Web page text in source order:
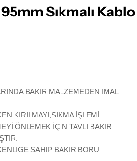
Sıkmalı Kablo
BAKIR MALZEMEDEN İMAL
KIRILMAYI,SIKMA İŞLEMİ
ÖNLEMEK İÇİN TAVLI BAKIR
SAHİP BAKIR BORU